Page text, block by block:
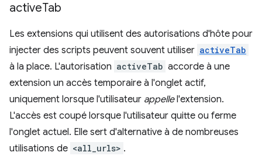
activeTab
Les extensions qui utilisent des autorisations d'hôte pour
injecter des scripts peuvent souvent utiliser activeTab
à la place. L'autorisation activeTab accorde à une
extension un accès temporaire à l'onglet actif,
uniquement lorsque l'utilisateur appellel'extension.
L'accès est coupé lorsque l'utilisateur quitte ou ferme
l'onglet actuel. Elle sert d'alternative à de nombreuses
utilisations de <all_urls> .